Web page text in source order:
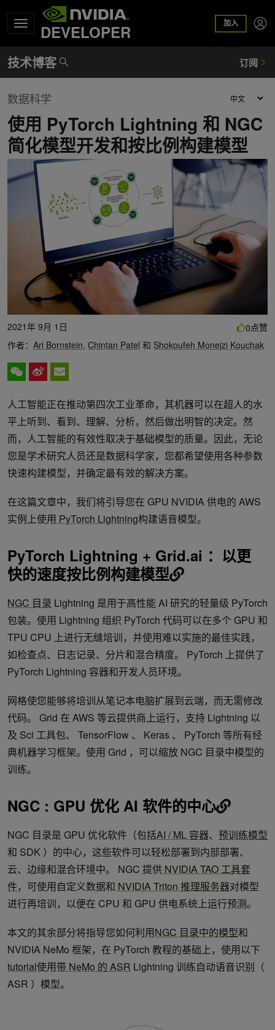
DEVELOPER 加入
数据科学
使用 PyTorch Lightning 和 NGC
简化模型开发和按比例构建模型
2021年 9月 1日
作者： Ari Bornstein, Chintan Patel 和 Shokoufeh Monejzi Kouchak
0点赞
人工智能正在推动第四次工业革命，其机器可以在超人的水
平上听到、看到、理解、分析，然后做出明智的决定。然
而，人工智能的有效性取决于基础模型的质量。因此，无论
您是学术研究人员还是数据科学家，您都希望使用各种参数
快速构建模型，并确定最有效的解决方案。
在这篇文章中，我们将引导您在 GPU NVIDIA 供电的 AWS
实例上使用 PyTorch Lightning构建语音模型。
PyTorch Lightning + Grid.ai ：以更
快的速度按比例构建模型
NGC 目录 Lightning 是用于高性能 AI 研究的轻量级 PyTorch
包装。使用 Lightning 组织 PyTorch 代码可以在多个 GPU 和
TPU CPU 上进行无缝培训，并使用难以实施的最佳实践，
如检查点、日志记录、分片和混合精度。 PyTorch 上提供了
PyTorch Lightning 容器和开发人员环境。
网格使您能够将培训从笔记本电脑扩展到云端，而无需修改
代码。 Grid 在 AWS 等云提供商上运行，支持 Lightning 以
及 Sci 工具包、 TensorFlow 、 Keras 、 PyTorch 等所有经
典机器学习框架。使用 Grid ，可以缩放 NGC 目录中模型的
训练。
NGC : GPU 优化 AI 软件的中心
NGC 目录是 GPU 优化软件（包括AI / ML 容器、 预训练模型
和 SDK ）的中心，这些软件可以轻松部署到内部部署、
云、边缘和混合环境中。 NGC 提供 NVIDIA TAO 工具套
件，可使用自定义数据和 NVIDIA Triton 推理服务器对模型
进行再培训，以便在 CPU 和 GPU 供电系统上运行预测。
本文的其余部分将指导您如何利用NGC 目录中的模型和
NVIDIA NeMo 框架，在 PyTorch 教程的基础上，使用以下
tutorial使用带 NeMo 的 ASR Lightning 训练自动语音识别（
ASR ）模型。